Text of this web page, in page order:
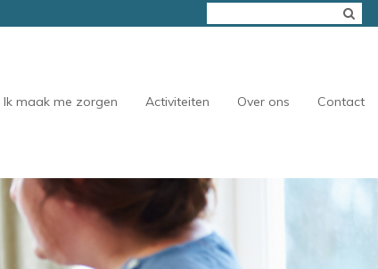
Ik maak me zorgen Activiteiten Over ons Contact